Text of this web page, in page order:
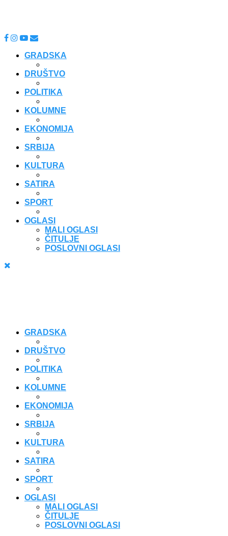
GRADSKA
DRUŠTVO
POLITIKA
KOLUMNE
EKONOMIJA
SRBIJA
KULTURA
SATIRA
SPORT
OGLASI
MALI OGLASI
ČITULJE
POSLOVNI OGLASI
GRADSKA
DRUŠTVO
POLITIKA
KOLUMNE
EKONOMIJA
SRBIJA
KULTURA
SATIRA
SPORT
OGLASI
MALI OGLASI
ČITULJE
POSLOVNI OGLASI